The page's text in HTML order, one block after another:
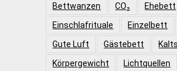
Bettwanzen
CO₂ Ehebett
Einschlafrituale
Einzelbett
Gute Luft
Gästebett
Körpergewicht
Lichtquellen